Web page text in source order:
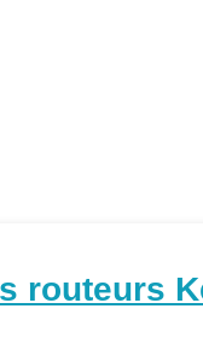
routeurs